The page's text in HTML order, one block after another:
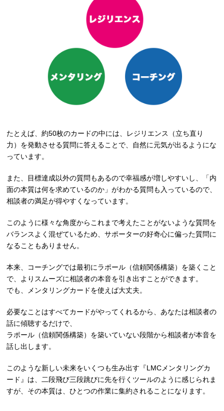
たとえば、約50枚のカードの中には、レジリエンス（立ち直り
力）を発動させる質問に答えることで、自然に元気が出るようにな
っています。
また、目標達成以外の質問もあるので幸福感が増しやすいし、「内
面の本質は何を求めているのか」がわかる質問も入っているので、
相談者の満足が得やすくなっています。
このように様々な角度からこれまで考えたことがないような質問を
バランスよく混ぜているため、サポーターの好奇心に偏った質問に
なることもありません。
本来、コーチングでは最初にラポール（信頼関係構築）を築くこと
で、よりスムーズに相談者の本音を引き出すことができます。
でも、メンタリングカードを使えば大丈夫。
必要なことはすべてカードがやってくれるから、あなたは相談者の
話に傾聴するだけで、
ラポール（信頼関係構築）を築いていない段階から相談者が本音を
話し出します。
このような新しい未来をいくつも生み出す『LMCメンタリングカ
ード』は、二段飛び三段跳びに先を行くツールのように感じられま
すが、その本質は、ひとつの作業に集約されることになります。